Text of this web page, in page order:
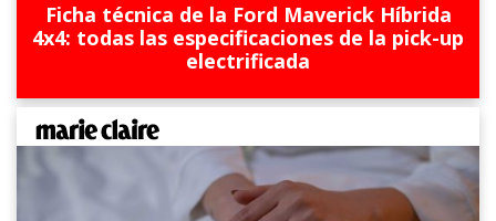
Ficha técnica de la Ford Maverick Híbrida
4x4: todas las especificaciones de la pick-up
electrificada